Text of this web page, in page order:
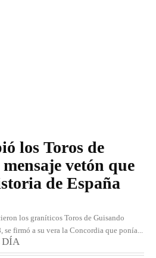
los Toros de
vetón que
de España
se firmó a su vera la Concordia que ponía...
DÍA